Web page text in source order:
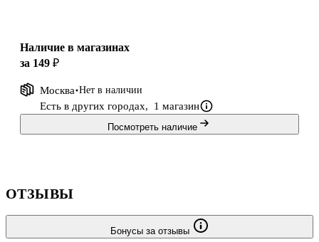
Наличие в магазинах
за 149 ₽
Москва Нет в наличии
Есть в других городах, 1 магазин
Посмотреть наличие
ОТЗЫВЫ
Бонусы за отзывы